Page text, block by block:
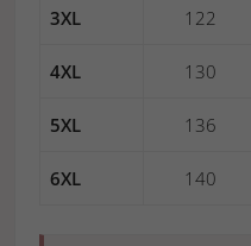
3XL 122
4XL 130
5XL 136
6XL 140